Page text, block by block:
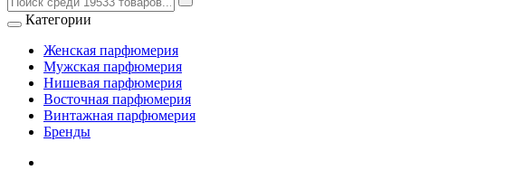
Категории
Женская парфюмерия
Мужская парфюмерия
Нишевая парфюмерия
Восточная парфюмерия
Винтажная парфюмерия
Бренды